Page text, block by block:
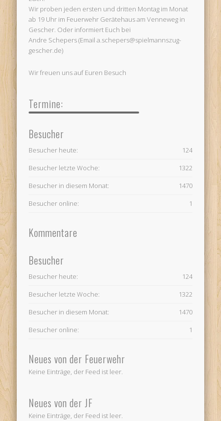
Wir proben jeden ersten und dritten Montag im Monat
ab 19 Uhr im Feuerwehr Gerätehaus am Venneweg in
Gescher. Oder informiert Euch bei
Andre Schepers (Email a.schepers@spielmannszug-
gescher.de)
Wir freuen uns auf Euren Besuch
Termine:
Besucher
124
Besucher heute:
1322
Besucher letzte Woche:
1470
Besucher in diesem Monat:
1
Besucher online:
Kommentare
Besucher
124
Besucher heute:
1322
Besucher letzte Woche:
1470
Besucher in diesem Monat:
1
Besucher online:
Neues von der Feuerwehr
Keine Einträge, der Feed ist leer.
Neues von der JF
Keine Einträge, der Feed ist leer.